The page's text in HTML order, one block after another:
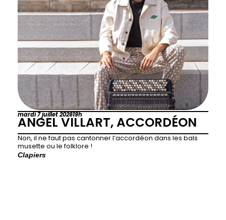
mardi 7 juillet 202619h
ANGEL VILLART, ACCORDÉON
Non, il ne faut pas cantonner l’accordéon dans les bals
musette ou le folklore !
Clapiers